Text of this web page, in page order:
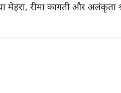
मेहरा, रीमा कागती और अलंकृता